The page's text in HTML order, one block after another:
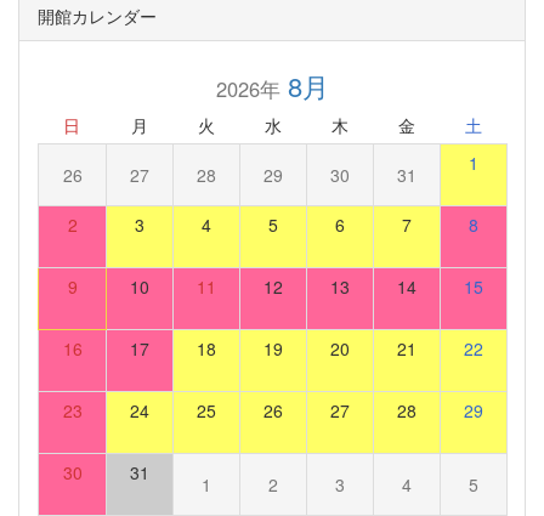
開館カレンダー
2026年8月
日 月 火 水 木 金 土
26 27 28 29 30 31 1
2 3 4 5 6 7 8
9 10 11 12 13 14 15
16 17 18 19 20 21 22
23 24 25 26 27 28 29
30 31 1 2 3 4 5